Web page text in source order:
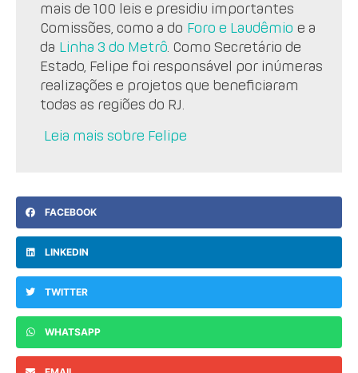
mais de 100 leis e presidiu importantes
Comissões, como a do Foro e Laudêmio e a
da Linha 3 do Metrô . Como Secretário de
Estado, Felipe foi responsável por inúmeras
realizações e projetos que beneficiaram
todas as regiões do RJ.
Leia mais sobre Felipe
FACEBOOK
LINKEDIN
TWITTER
WHATSAPP